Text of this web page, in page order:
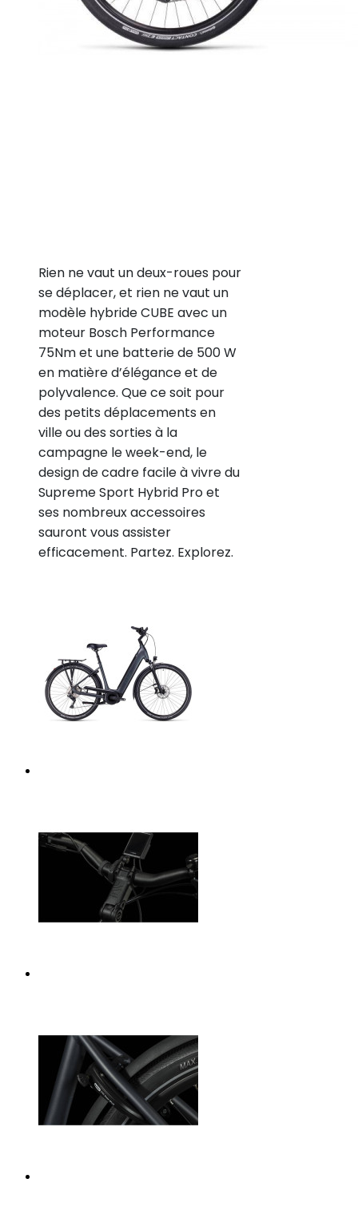
Rien ne vaut un deux-roues pour
se déplacer, et rien ne vaut un
modèle hybride CUBE avec un
moteur Bosch Performance
75Nm et une batterie de 500 W
en matière d’élégance et de
polyvalence. Que ce soit pour
des petits déplacements en
ville ou des sorties à la
campagne le week-end, le
design de cadre facile à vivre du
Supreme Sport Hybrid Pro et
ses nombreux accessoires
sauront vous assister
efficacement. Partez. Explorez.